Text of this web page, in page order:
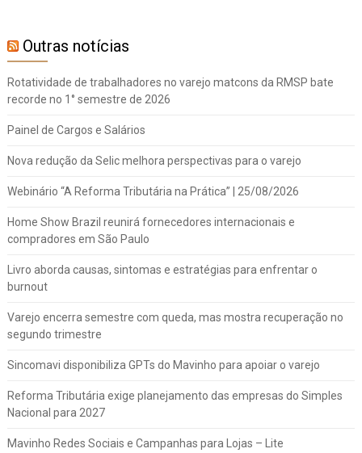
Outras notícias
Rotatividade de trabalhadores no varejo matcons da RMSP bate
recorde no 1° semestre de 2026
Painel de Cargos e Salários
Nova redução da Selic melhora perspectivas para o varejo
Webinário “A Reforma Tributária na Prática” | 25/08/2026
Home Show Brazil reunirá fornecedores internacionais e
compradores em São Paulo
Livro aborda causas, sintomas e estratégias para enfrentar o
burnout
Varejo encerra semestre com queda, mas mostra recuperação no
segundo trimestre
Sincomavi disponibiliza GPTs do Mavinho para apoiar o varejo
Reforma Tributária exige planejamento das empresas do Simples
Nacional para 2027
Mavinho Redes Sociais e Campanhas para Lojas – Lite